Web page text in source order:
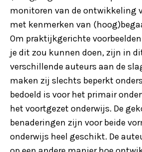
monitoren van de ontwikkeling
met kenmerken van
Om praktijkgerichte
je dit zou kunnen doen, zijn in
verschillende auteurs aan de
maken zij slechts beperkt
bedoeld is voor het primair
het voortgezet onderwijs. De
benaderingen zijn voor beide
onderwijs heel geschikt. De